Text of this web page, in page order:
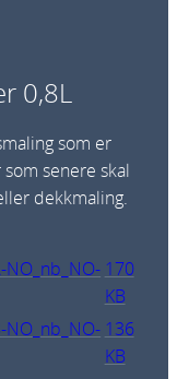
0,8L
som er
senere skal
dekkmaling.
NO_nb_NO- 170
KB
NO_nb_NO- 136
KB